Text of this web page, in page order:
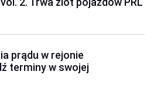
prądu w rejonie
terminy w swojej